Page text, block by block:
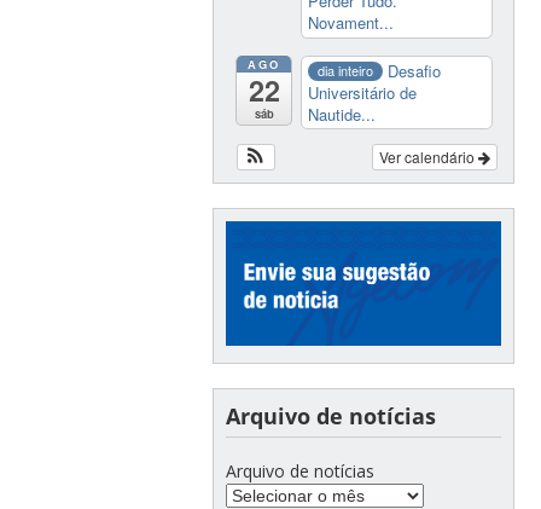
Novament...
AGO
22
sáb
dia inteiro
Desafio
Universitário de
Nautide...
Ver calendário
Arquivo de notícias
Arquivo de notícias